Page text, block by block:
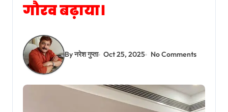
गौरव बढ़ाया।
By नरेश गुप्ता Oct 25, 2025 No Comments